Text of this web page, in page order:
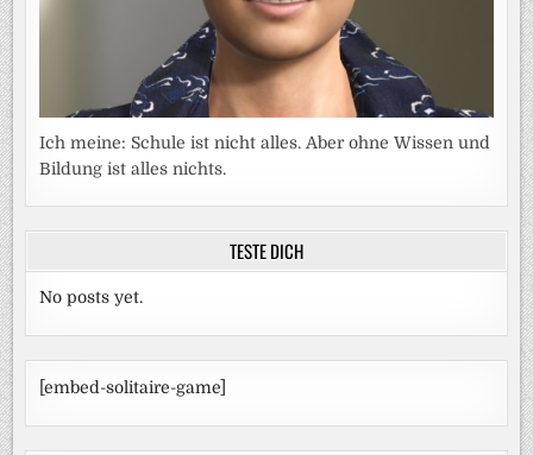
Ich meine: Schule ist nicht alles. Aber ohne Wissen und
Bildung ist alles nichts.
TESTE DICH
No posts yet.
[embed-solitaire-game]